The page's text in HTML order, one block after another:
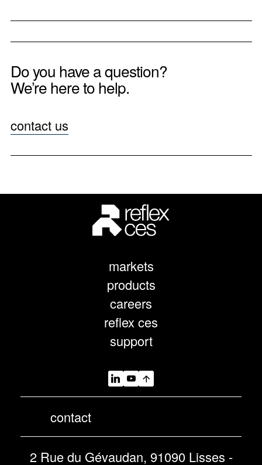
Do you have a question?
We’re here to help.
contact us
markets
products
careers
reflex ces
support
contact
2 Rue du Gévaudan, 91090 Lisses -